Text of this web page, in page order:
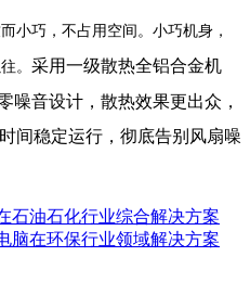
小巧，不占用空间。小巧机身，
。 采用一级散热全铝合金机
噪音设计，散热效果更出众，
间稳定运行，彻底告别风扇噪
石油石化行业综合解决方案
脑在环保行业领域解决方案